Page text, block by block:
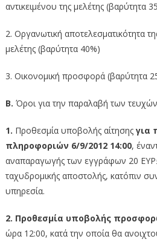
αντικειμένου της μελέτης (βαρύτητα
2. Οργανωτική αποτελεσματικότητα
μελέτης (βαρύτητα 40%)
3. Οικονομική προσφορά (βαρύτητα
Β. Όροι για την παραλαβή των
1. Προθεσμία υποβολής αίτησης για
πληροφοριών 6/9/2012 14:00,
αναπαραγωγής των εγγράφων 20
ταχυδρομικής αποστολής, κατόπιν
υπηρεσία.
2. Προθεσμία υποβολής
ώρα 12:00, κατά την οποία θα